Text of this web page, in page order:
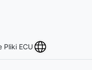
Pliki ECU